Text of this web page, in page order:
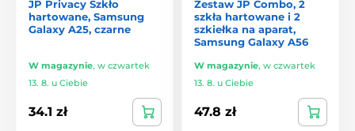
JP Privacy Szkło
hartowane, Samsung
Galaxy A25, czarne
W magazynie, w czwartek
13. 8. u Ciebie
34.1 zł
Zestaw JP Combo, 2
szkła hartowane i 2
szkiełka na aparat,
Samsung Galaxy A56
W magazynie, w czwartek
13. 8. u Ciebie
47.8 zł